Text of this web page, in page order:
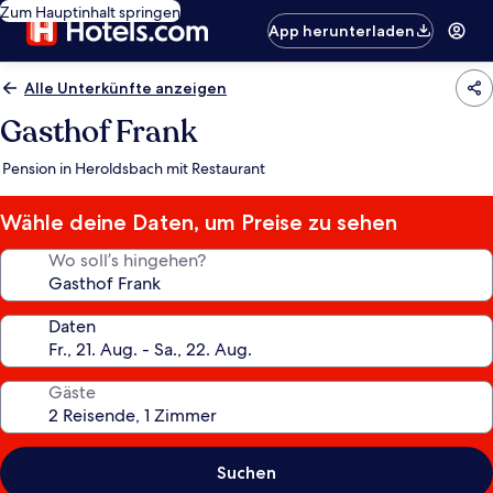
Zum Hauptinhalt springen
App herunterladen
Alle Unterkünfte anzeigen
Gasthof Frank
Pension in Heroldsbach mit Restaurant
Wähle deine Daten, um Preise zu sehen
Wo soll’s hingehen?
Daten
Gäste
Suchen